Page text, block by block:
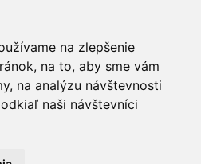
na zlepšenie
na to, aby sme vám
na analýzu návštevnosti
naši návštevníci